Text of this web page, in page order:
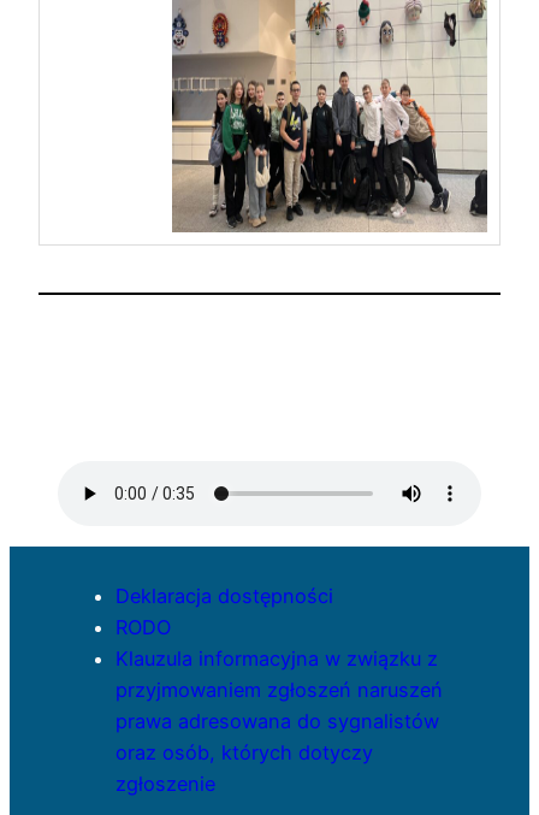
Deklaracja dostępności
RODO
Klauzula informacyjna w związku z
przyjmowaniem zgłoszeń naruszeń
prawa adresowana do sygnalistów
oraz osób, których dotyczy
zgłoszenie